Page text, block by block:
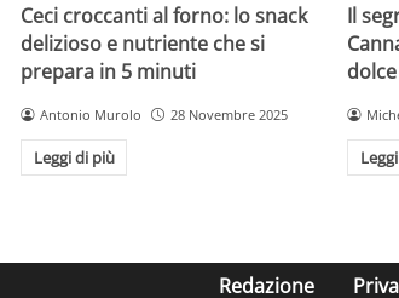
Ceci croccanti al forno: lo snack
delizioso e nutriente che si
prepara in 5 minuti
Antonio Murolo 28 Novembre 2025
Leggi di più
Il
Redazione